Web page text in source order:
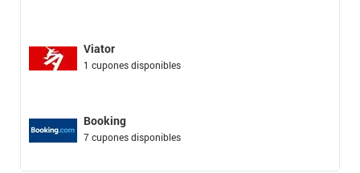
Viator
1 cupones disponibles
Booking
7 cupones disponibles